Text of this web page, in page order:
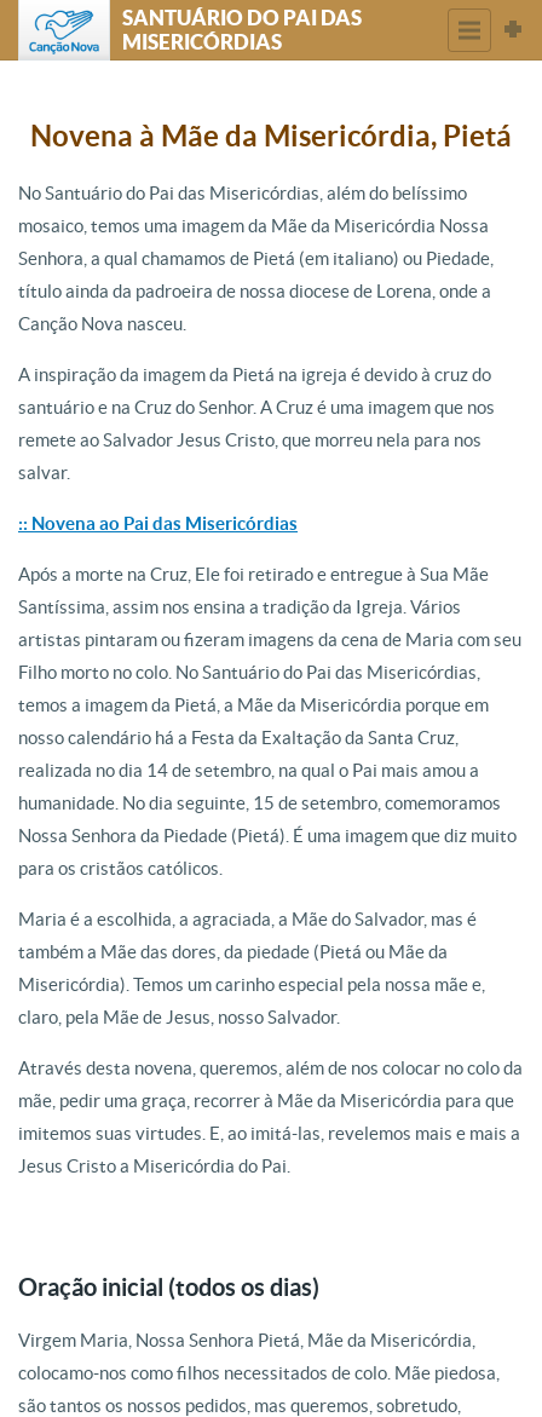
SANTUÁRIO DO PAI DAS
MISERICÓRDIAS
Novena à Mãe da Misericórdia, Pietá
No Santuário do Pai das Misericórdias, além do belíssimo
mosaico, temos uma imagem da Mãe da Misericórdia Nossa
Senhora, a qual chamamos de Pietá (em italiano) ou Piedade,
título ainda da padroeira de nossa diocese de Lorena, onde a
Canção Nova nasceu.
A inspiração da imagem da Pietá na igreja é devido à cruz do
santuário e na Cruz do Senhor. A Cruz é uma imagem que nos
remete ao Salvador Jesus Cristo, que morreu nela para nos
salvar.
:: Novena ao Pai das Misericórdias
Após a morte na Cruz, Ele foi retirado e entregue à Sua Mãe
Santíssima, assim nos ensina a tradição da Igreja. Vários
artistas pintaram ou fizeram imagens da cena de Maria com seu
Filho morto no colo. No Santuário do Pai das Misericórdias,
temos a imagem da Pietá, a Mãe da Misericórdia porque em
nosso calendário há a Festa da Exaltação da Santa Cruz,
realizada no dia 14 de setembro, na qual o Pai mais amou a
humanidade. No dia seguinte, 15 de setembro, comemoramos
Nossa Senhora da Piedade (Pietá). É uma imagem que diz muito
para os cristãos católicos.
Maria é a escolhida, a agraciada, a Mãe do Salvador, mas é
também a Mãe das dores, da piedade (Pietá ou Mãe da
Misericórdia). Temos um carinho especial pela nossa mãe e,
claro, pela Mãe de Jesus, nosso Salvador.
Através desta novena, queremos, além de nos colocar no colo da
mãe, pedir uma graça, recorrer à Mãe da Misericórdia para que
imitemos suas virtudes. E, ao imitá-las, revelemos mais e mais a
Jesus Cristo a Misericórdia do Pai.
Oração inicial (todos os dias)
Virgem Maria, Nossa Senhora Pietá, Mãe da Misericórdia,
colocamo-nos como filhos necessitados de colo. Mãe piedosa,
são tantos os nossos pedidos, mas queremos, sobretudo,